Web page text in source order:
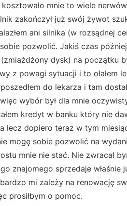
kosztowało mnie to wiele
zakończył już swój żywot
ani silnika (w rozsądnej
pozwolić. Jakiś czas
dysk) na początku
z powagi sytuacji i to olałem
do lekarza i tam
wybór był dla mnie
kredyt w banku który nie
lecz dopiero teraz w tym
mogę sobie pozwolić na
mnie nie stać. Nie zwracał
znajomego sprzedaje właśnie
mi zależy na renowację
prosiłbym o pomoc.